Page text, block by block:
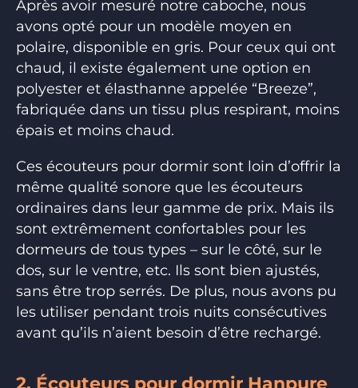
Après avoir mesuré notre caboche, nous
avons opté pour un modèle moyen en
polaire, disponible en gris. Pour ceux qui ont
chaud, il existe également une option en
polyester et élasthanne appelée “Breeze”,
fabriquée dans un tissu plus respirant, moins
épais et moins chaud.
Ces écouteurs pour dormir sont loin d’offrir la
même qualité sonore que les écouteurs
ordinaires dans leur gamme de prix. Mais ils
sont extrêmement confortables pour les
dormeurs de tous types – sur le côté, sur le
dos, sur le ventre, etc. Ils sont bien ajustés,
sans être trop serrés. De plus, nous avons pu
les utiliser pendant trois nuits consécutives
avant qu’ils n’aient besoin d’être rechargé.
2. Écouteurs pour dormir Hanpure